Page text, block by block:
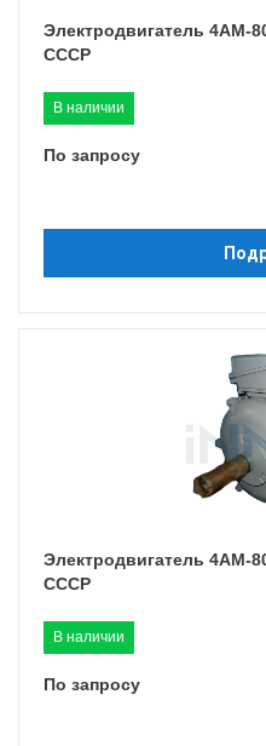
Электродвигатель 4АМ-
СССР
В наличии
По запросу
Электродвигатель 4АМ-
СССР
В наличии
По запросу